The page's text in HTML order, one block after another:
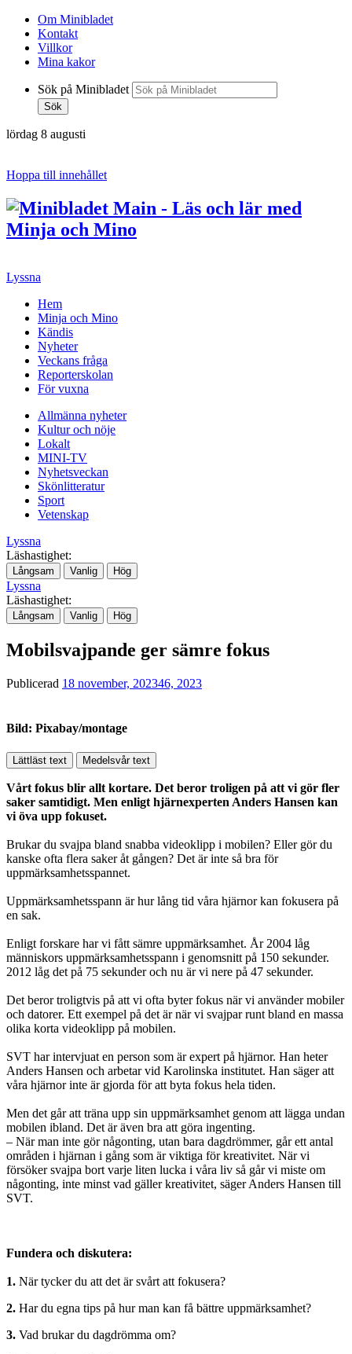
Om Minibladet
Kontakt
Villkor
Mina kakor
Sök på Minibladet
Sök
lördag 8 augusti
Hoppa till innehållet
Lyssna
Hem
Minja och Mino
Kändis
Nyheter
Veckans fråga
Reporterskolan
För vuxna
Allmänna nyheter
Kultur och nöje
Lokalt
MINI-TV
Nyhetsveckan
Skönlitteratur
Sport
Vetenskap
Lyssna
Läshastighet:
Långsam Vanlig Hög
Lyssna
Läshastighet:
Långsam Vanlig Hög
Mobilsvajpande ger sämre fokus
Publicerad 18 november, 202346, 2023
Bild: Pixabay/montage
Lättläst text Medelsvår text
Vårt fokus blir allt kortare. Det beror troligen på att vi gör fler
saker samtidigt. Men enligt hjärnexperten Anders Hansen kan
vi öva upp fokuset.
Brukar du svajpa bland snabba videoklipp i mobilen? Eller gör du
kanske ofta flera saker åt gången? Det är inte så bra för
uppmärksamhetsspannet.
Uppmärksamhetsspann är hur lång tid våra hjärnor kan fokusera på
en sak.
Enligt forskare har vi fått sämre uppmärksamhet. År 2004 låg
människors uppmärksamhetsspann i genomsnitt på 150 sekunder.
2012 låg det på 75 sekunder och nu är vi nere på 47 sekunder.
Det beror troligtvis på att vi ofta byter fokus när vi använder mobiler
och datorer. Ett exempel på det är när vi svajpar runt bland en massa
olika korta videoklipp på mobilen.
SVT har intervjuat en person som är expert på hjärnor. Han heter
Anders Hansen och arbetar vid Karolinska institutet. Han säger att
våra hjärnor inte är gjorda för att byta fokus hela tiden.
Men det går att träna upp sin uppmärksamhet genom att lägga undan
mobilen ibland. Det är även bra att göra ingenting.
– När man inte gör någonting, utan bara dagdrömmer, går ett antal
områden i hjärnan i gång som är viktiga för kreativitet. När vi
försöker svajpa bort varje liten lucka i våra liv så går vi miste om
någonting, inte minst vad gäller kreativitet, säger Anders Hansen till
SVT.
Fundera och diskutera:
1. När tycker du att det är svårt att fokusera?
2. Har du egna tips på hur man kan få bättre uppmärksamhet?
3. Vad brukar du dagdrömma om?